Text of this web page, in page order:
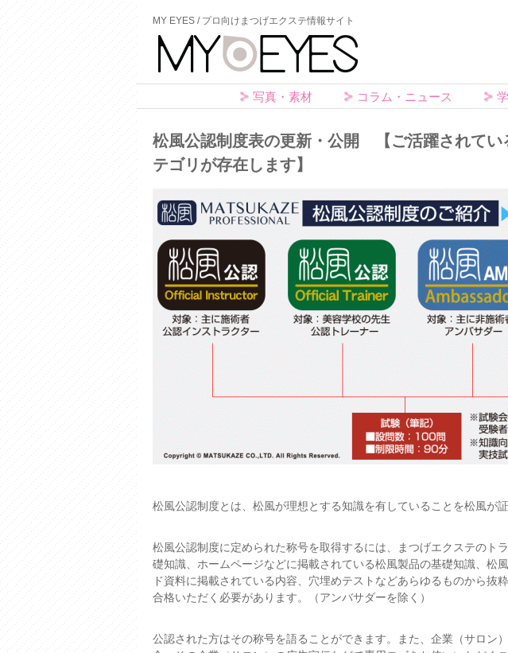
MY EYES / プロ向けまつげエクステ情報サイト
写真・素材 コラム・ニュース
松風公認制度表の更新・公開 【ご活躍されてい
テゴリが存在します】
松風公認制度とは、松風が理想とする知識を有していることを松風が証
松風公認制度に定められた称号を取得するには、まつげエクステのト
礎知識、ホームページなどに掲載されている松風製品の基礎知識、松
ド資料に掲載されている内容、穴埋めテストなどあらゆるものから抜
合格いただく必要があります。（アンバサダーを除く）
公認された方はその称号を語ることができます。また、企業（サロン